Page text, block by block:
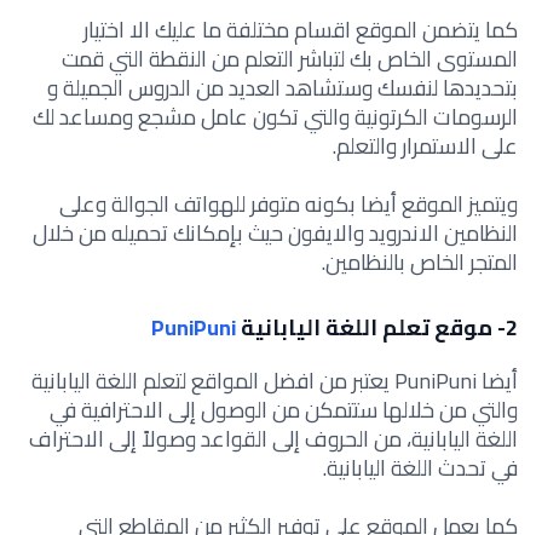
كما يتضمن الموقع اقسام مختلفة ما عليك الا اختيار
المستوى الخاص بك لتباشر التعلم من النقطة التي قمت
بتحديدها لنفسك وستشاهد العديد من الدروس الجميلة و
الرسومات الكرتونية والتي تكون عامل مشجع ومساعد لك
على الاستمرار والتعلم.
ويتميز الموقع أيضا بكونه متوفر للهواتف الجوالة وعلى
النظامين الاندرويد والايفون حيث بإمكانك تحميله من خلال
المتجر الخاص بالنظامين.
2- موقع تعلم اللغة اليابانية
PuniPuni
أيضا PuniPuni يعتبر من افضل المواقع لتعلم اللغة اليابانية
والتي من خلالها ستتمكن من الوصول إلى الاحترافية في
اللغة اليابانية، من الحروف إلى القواعد وصولاً إلى الاحتراف
في تحدث اللغة اليابانية.
كما يعمل الموقع على توفير الكثير من المقاطع التي